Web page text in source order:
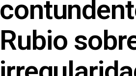
Rubio